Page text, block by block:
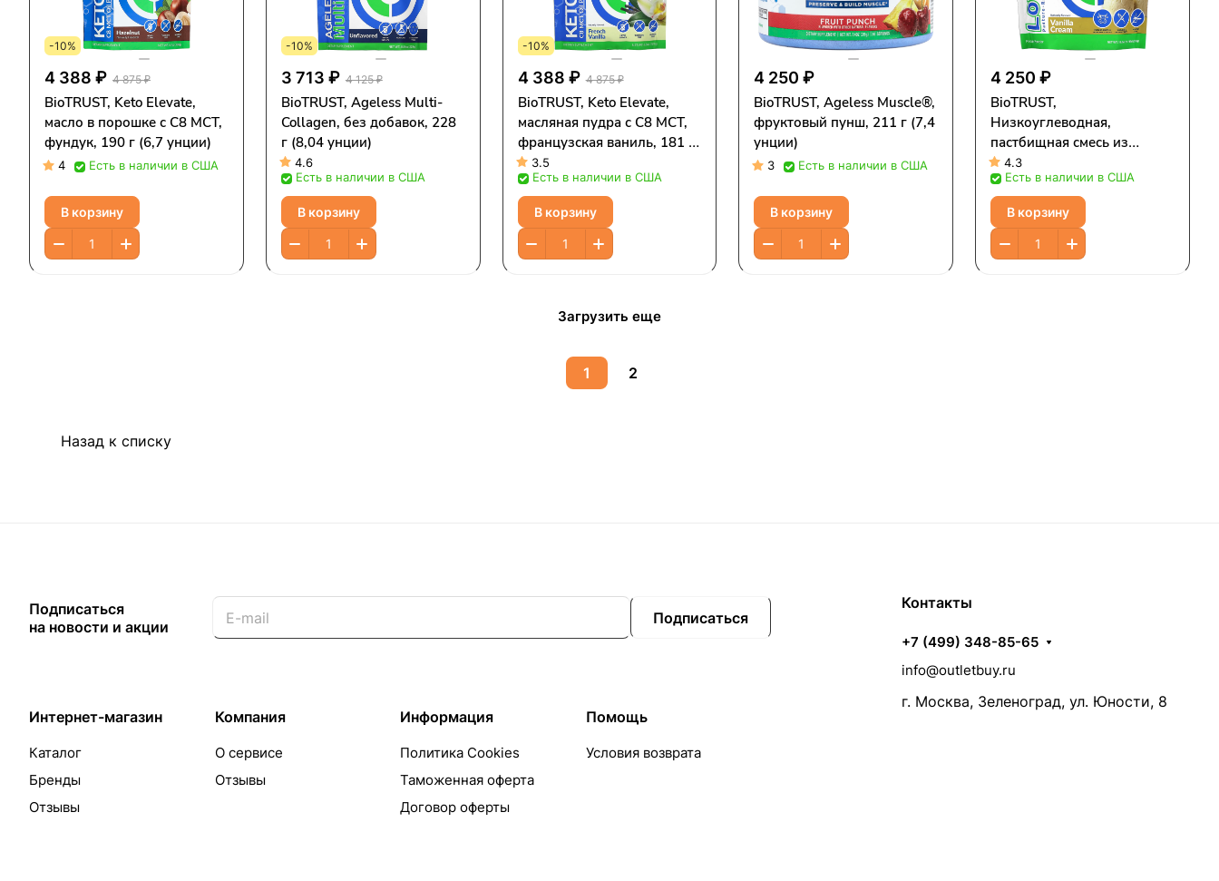
-10%
4 388 ₽ 4 875 ₽
BioTRUST, Keto Elevate,
масло в порошке с C8 MCT,
фундук, 190 г (6,7 унции)
4 Есть в наличии в США
В корзину
-10%
3 713 ₽ 4 125 ₽
BioTRUST, Ageless Multi-
Collagen, без добавок, 228
г (8,04 унции)
4.6
Есть в наличии в США
В корзину
-10%
4 388 ₽ 4 875 ₽
BioTRUST, Keto Elevate,
масляная пудра с C8 MCT,
французская ваниль, 181 г
(6,3 унции)
3.5
Есть в наличии в США
В корзину
4 250 ₽
BioTRUST, Ageless Muscle®,
фруктовый пунш, 211 г (7,4
унции)
3 Есть в наличии в США
В корзину
4 250 ₽
BioTRUST,
Низкоуглеводная,
пастбищная смесь из
четырех белков, ванильный
крем, 529 г (1,16 фунта)
4.3
Есть в наличии в США
В корзину
Загрузить еще
1 2
Назад к списку
Подписаться
на новости и акции
Подписаться
Интернет-магазин
Каталог
Бренды
Отзывы
Компания
О сервисе
Отзывы
Информация
Политика Cookies
Таможенная оферта
Договор оферты
Помощь
Условия возврата
Контакты
+7 (499) 348-85-65
info@outletbuy.ru
г. Москва, Зеленоград, ул. Юности, 8